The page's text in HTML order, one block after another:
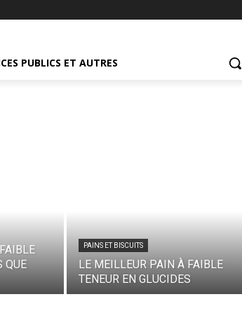
PUBLICS ET AUTRES
QUE
PAINS ET BISCUITS
LE MEILLEUR PAIN À FAIBLE
TENEUR EN GLUCIDES